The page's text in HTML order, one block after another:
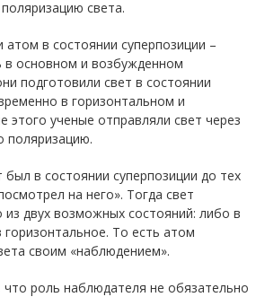
света.
атом в состоянии суперпозиции –
основном и возбужденном
подготовили свет в состоянии
в горизонтальном и
этого ученые отправляли свет через
поляризацию.
был в состоянии суперпозиции до тех
на него». Тогда свет
из двух возможных состояний: либо в
горизонтальное. То есть атом
своим «наблюдением».
роль наблюдателя не обязательно